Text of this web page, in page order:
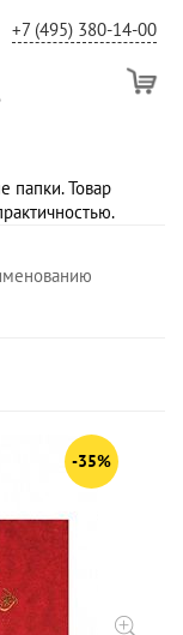
+7 (495) 380-14-00
папки. Товар
-35%